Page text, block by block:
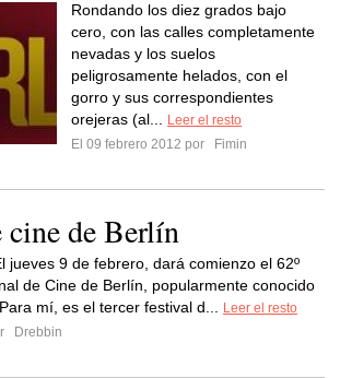
Rondando los diez grados bajo
cero, con las calles completamente
nevadas y los suelos
peligrosamente helados, con el
gorro y sus correspondientes
orejeras (al...
Leer el resto
El 09 febrero 2012 por
Fimin
cine de Berlín
jueves 9 de febrero, dará comienzo el 62º
de Cine de Berlín, popularmente conocido
mí, es el tercer festival d...
Leer el resto
Drebbin